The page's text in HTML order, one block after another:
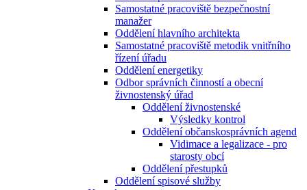
Samostatné pracoviště bezpečnostní
manažer
Oddělení hlavního architekta
Samostatné pracoviště metodik vnitřního
řízení úřadu
Oddělení energetiky
Odbor správních činností a obecní
živnostenský úřad
Oddělení živnostenské
Výsledky kontrol
Oddělení občanskosprávních agend
Vidimace a legalizace - pro
starosty obcí
Oddělení přestupků
Oddělení spisové služby